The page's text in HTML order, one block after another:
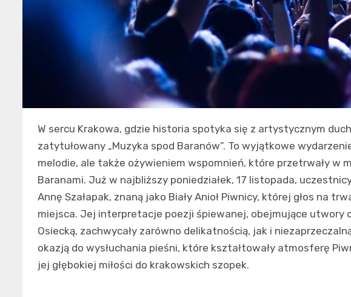
W sercu Krakowa, gdzie historia spotyka się z artystycznym
zatytułowany „Muzyka spod Baranów”. To wyjątkowe
melodie, ale także ożywieniem wspomnień, które przetrwały w
Baranami. Już w najbliższy poniedziałek, 17 listopada,
Annę Szałapak, znaną jako Biały Anioł Piwnicy, której głos na
miejsca. Jej interpretacje poezji śpiewanej, obejmujące utwory
Osiecką, zachwycały zarówno delikatnością, jak i
okazją do wysłuchania pieśni, które kształtowały atmosferę
jej głębokiej miłości do krakowskich szopek.